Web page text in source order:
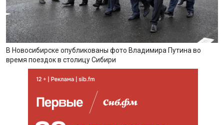
В Новосибирске опубликованы фото Владимира Путина во
время поездок в столицу Сибири